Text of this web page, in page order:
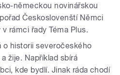
německou novinářskou
Českoslovenští Němci
rámci řady Téma Plus.
o historii severočeského
žije. Například sbírá
kde bydlí. Jinak ráda chodí